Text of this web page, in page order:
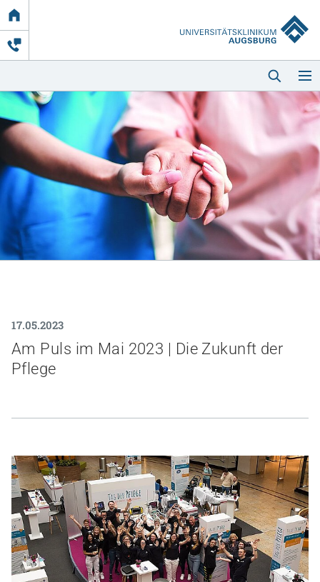
Link
zur
Startseite
Startseite
Kliniken & Einrichtungen
Über uns
Notaufnahme
Anreise
17.05.2023
Am Puls im Mai 2023 | Die Zukunft der
Pflege